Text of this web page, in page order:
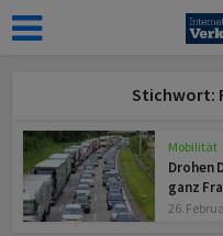
Stichwort:
Mobilität
Drohen
ganz
26.